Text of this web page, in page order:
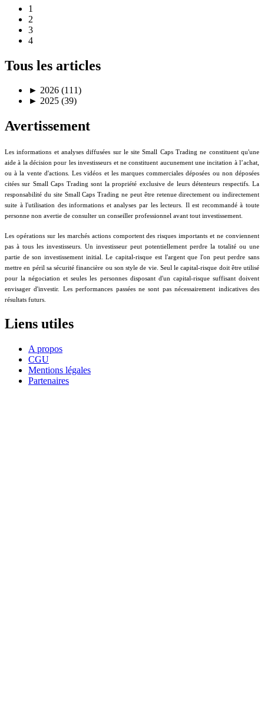
1
2
3
4
Tous les articles
► 2026 (111)
► 2025 (39)
Avertissement
Les informations et analyses diffusées sur le site Small Caps Trading ne constituent qu'une
aide à la décision pour les investisseurs et ne constituent aucunement une incitation à l’achat,
ou à la vente d'actions. Les vidéos et les marques commerciales déposées ou non déposées
citées sur Small Caps Trading sont la propriété exclusive de leurs détenteurs respectifs. La
responsabilité du site Small Caps Trading ne peut être retenue directement ou indirectement
suite à l'utilisation des informations et analyses par les lecteurs. Il est recommandé à toute
personne non avertie de consulter un conseiller professionnel avant tout investissement.
Les opérations sur les marchés actions comportent des risques importants et ne conviennent
pas à tous les investisseurs. Un investisseur peut potentiellement perdre la totalité ou une
partie de son investissement initial. Le capital-risque est l'argent que l'on peut perdre sans
mettre en péril sa sécurité financière ou son style de vie. Seul le capital-risque doit être utilisé
pour la négociation et seules les personnes disposant d'un capital-risque suffisant doivent
envisager d'investir. Les performances passées ne sont pas nécessairement indicatives des
résultats futurs.
Liens utiles
A propos
CGU
Mentions légales
Partenaires